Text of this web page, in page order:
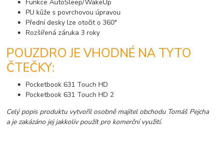
Funkce AutoSleep/WakeUp
PU kůže s povrchovou úpravou
Přední desky lze otočit o 360°
Rozšířená záruka 3 roky
POUZDRO JE VHODNÉ NA TYTO
ČTEČKY:
Pocketbook 631 Touch HD
Pocketbook 631 Touch HD 2
Celý popis produktu vytvořil osobně majitel obchodu Tomáš Pejcha
a je zakázáno jej jakkoliv použít pro komerční využití.